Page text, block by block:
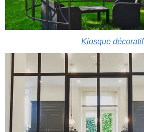
Kiosque décoratif